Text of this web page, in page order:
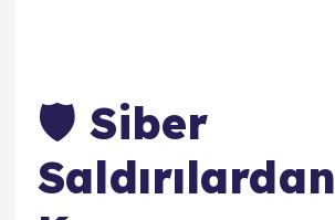
🛡️ Siber
Saldırılardan